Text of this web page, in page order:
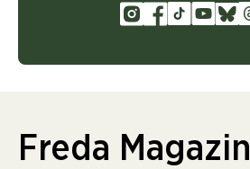
Freda Magazin